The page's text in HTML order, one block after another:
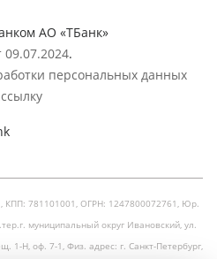
АО «ТБанк»
.
персональных данных
781101001, ОГРН: 1247800072761, Юр.
муниципальный округ Ивановский, ул.
1-Н, оф. 7-1, Физ. адрес: г. Санкт-Петербург,